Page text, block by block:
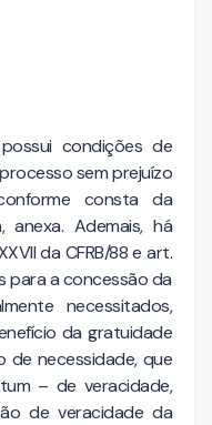
condições de
sem prejuízo
consta da
anexa. Ademais, há
da CFRB/88 e art.
para a concessão da
necessitados,
da gratuidade
de necessidade, que
– de veracidade,
de veracidade da